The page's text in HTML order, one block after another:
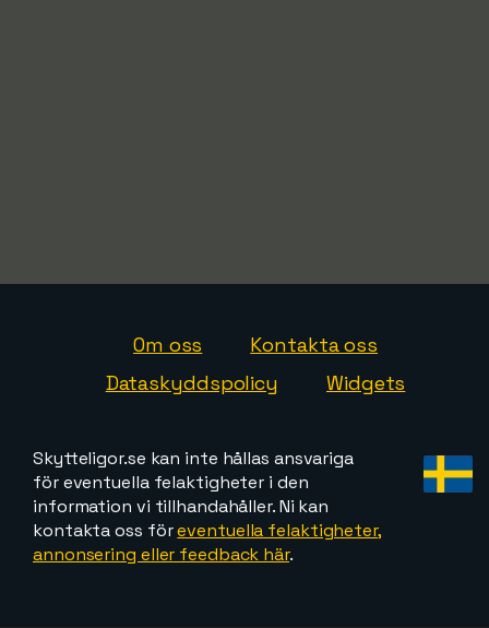
Om oss
Kontakta oss
Dataskyddspolicy
Widgets
Skytteligor.se kan inte hållas ansvariga
för eventuella felaktigheter i den
information vi tillhandahåller. Ni kan
kontakta oss föreventuella felaktigheter,
annonsering eller feedback här.